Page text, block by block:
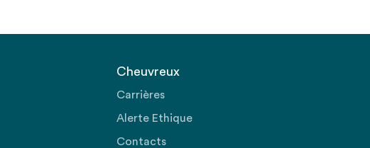
Cheuvreux
Carrières
Alerte Ethique
Contacts